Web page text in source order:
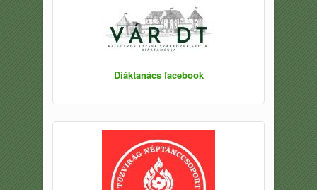
Diáktanács facebook